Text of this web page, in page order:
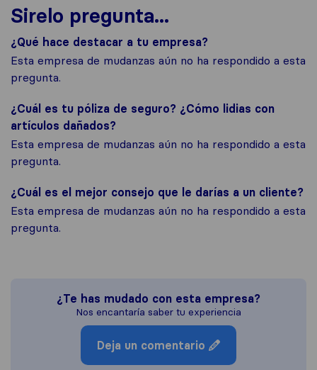
Sirelo pregunta...
¿Qué hace destacar a tu empresa?
Esta empresa de mudanzas aún no ha respondido a esta
pregunta.
¿Cuál es tu póliza de seguro? ¿Cómo lidias con
artículos dañados?
Esta empresa de mudanzas aún no ha respondido a esta
pregunta.
¿Cuál es el mejor consejo que le darías a un cliente?
Esta empresa de mudanzas aún no ha respondido a esta
pregunta.
¿Te has mudado con esta empresa?
Nos encantaría saber tu experiencia
Deja un comentario